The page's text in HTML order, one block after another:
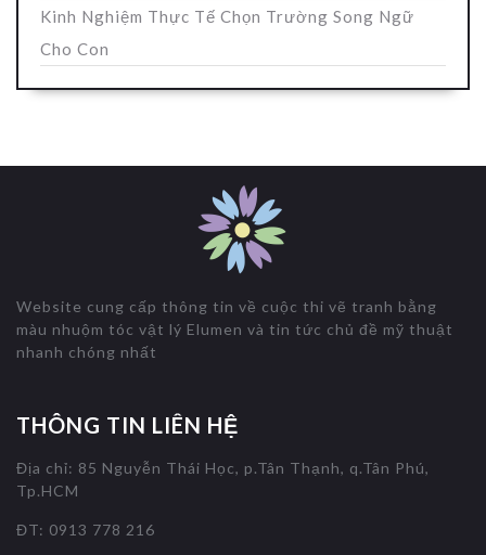
Kinh Nghiệm Thực Tế Chọn Trường Song Ngữ
Cho Con
Website cung cấp thông tin về cuộc thi vẽ tranh bằng
màu nhuộm tóc vật lý Elumen và tin tức chủ đề mỹ thuật
nhanh chóng nhất
THÔNG TIN LIÊN HỆ
Địa chỉ: 85 Nguyễn Thái Học, p.Tân Thạnh, q.Tân Phú,
Tp.HCM
ĐT: 0913 778 216